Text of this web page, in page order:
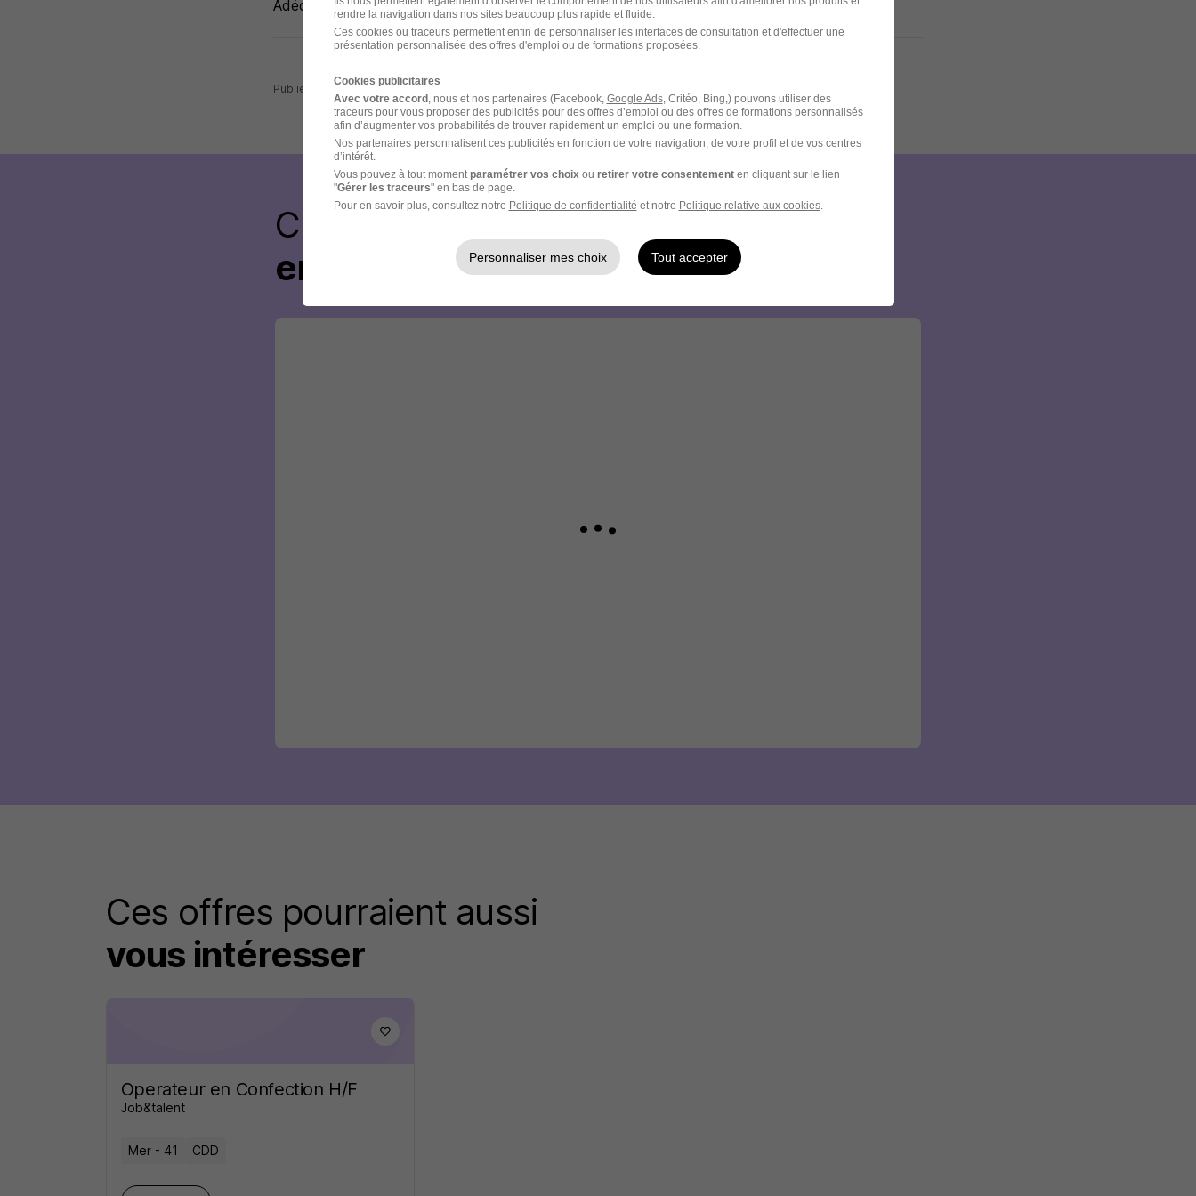
Adéquat.
Publiée le 28/07/2026 - Réf : 0BA-266630
Créez votre compte Hellowork et
envoyez votre candidature !
Ces offres pourraient aussi
vous intéresser
Operateur en Confection H/F
Job&talent
Mer - 41 CDD
rendre la navigation dans nos sites beaucoup plus rapide et fluide.
Ces cookies ou traceurs permettent enfin de personnaliser les interfaces de consultation et d'effectuer une
présentation personnalisée des offres d'emploi ou de formations proposées.
Cookies publicitaires
Avec votre accord, nous et nos partenaires (Facebook, Google Ads, Critéo, Bing,) pouvons utiliser des
traceurs pour vous proposer des publicités pour des offres d’emploi ou des offres de formations personnalisés
afin d’augmenter vos probabilités de trouver rapidement un emploi ou une formation.
Nos partenaires personnalisent ces publicités en fonction de votre navigation, de votre profil et de vos centres
d’intérêt.
Vous pouvez à tout moment paramétrer vos choix ou retirer votre consentementen cliquant sur le lien
"Gérer les traceurs" en bas de page.
Pour en savoir plus, consultez notre Politique de confidentialité et notre Politique relative aux cookies.
Personnaliser mes choix Tout accepter